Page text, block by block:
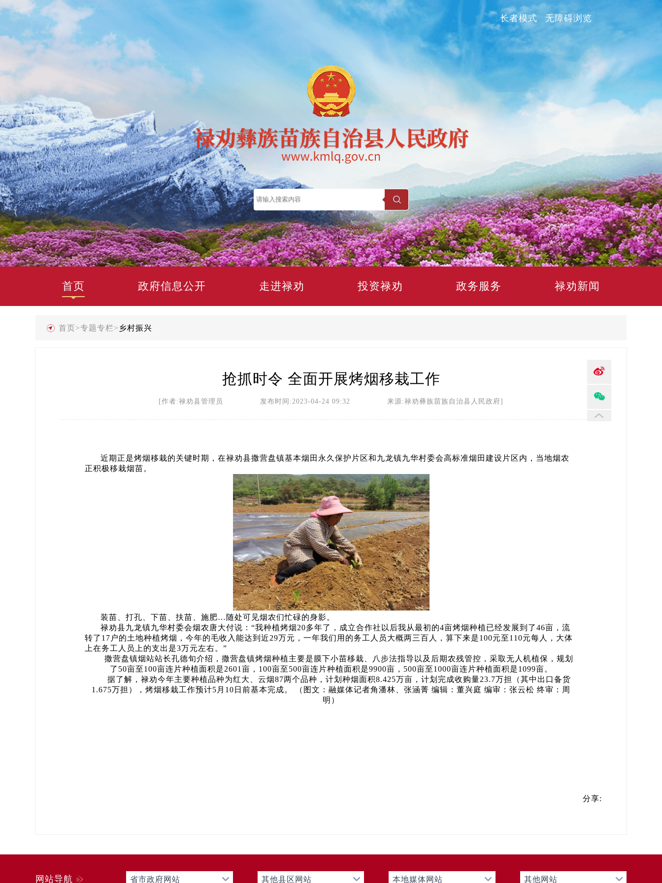
无障碍浏览
长者模式
首页 政府信息公开 走进禄劝 投资禄劝 政务服务 禄劝新闻
首页>专题专栏> 乡村振兴
抢抓时令 全面开展烤烟移栽工作
[作者:禄劝县管理员 发布时间:2023-04-24 09:32 来源:禄劝彝族苗族自治县人民政府]
近期正是烤烟移栽的关键时期，在禄劝县撒营盘镇基本烟田永久保护片区和九龙镇九华村委会高标准烟田建设片区内，当地烟农
正积极移栽烟苗。
装苗、打孔、下苗、扶苗、施肥…随处可见烟农们忙碌的身影。
禄劝县九龙镇九华村委会烟农唐大付说：“我种植烤烟20多年了，成立合作社以后我从最初的4亩烤烟种植已经发展到了46亩，流
转了17户的土地种植烤烟，今年的毛收入能达到近29万元，一年我们用的务工人员大概两三百人，算下来是100元至110元每人，大体
上在务工人员上的支出是3万元左右。”
撒营盘镇烟站站长孔德旬介绍，撒营盘镇烤烟种植主要是膜下小苗移栽、八步法指导以及后期农残管控，采取无人机植保，规划
了50亩至100亩连片种植面积是2601亩，100亩至500亩连片种植面积是9900亩，500亩至1000亩连片种植面积是1099亩。
据了解，禄劝今年主要种植品种为红大、云烟87两个品种，计划种烟面积8.425万亩，计划完成收购量23.7万担（其中出口备货
1.675万担），烤烟移栽工作预计5月10日前基本完成。 （图文：融媒体记者角潘林、张涵菁 编辑：董兴庭 编审：张云松 终审：周
明）
分享:
网站导航 省市政府网站 其他县区网站 本地媒体网站 其他网站